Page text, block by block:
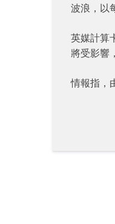
波浪，以
英媒計算
將受影響
情報指，